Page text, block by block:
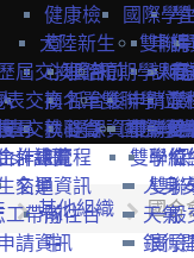
健康檢
查
心理諮
商
就醫資
訊
學
保
險
保
交通資訊
前往台
中
人身
天氣
銀行
國際學
申請
課程
大陸新生
抵台前
抵台後
選課資訊
屆交換資訊
交換名單
交換心得
雙聯
申
學
雙
計畫
短期學人
申請流
申請要
表
尋
作總覽
雙聯學位
雙聯締
雙聯締
畫
計畫流程
名單
工帶隊
請資訊
國際學
學位
雙聯
一般
實驗
其他組織 國合